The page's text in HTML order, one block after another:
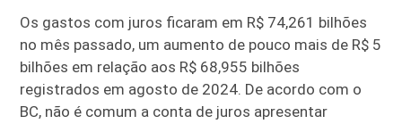
Os gastos com juros ficaram em R$ 74,261 bilhões
no mês passado, um aumento de pouco mais de R$ 5
bilhões em relação aos R$ 68,955 bilhões
registrados em agosto de 2024. De acordo com o
BC, não é comum a conta de juros apresentar